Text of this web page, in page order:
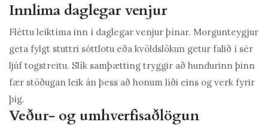
Innlima daglegar venjur
Fléttu leiktíma inn í daglegar venjur þínar. Morgunteygjur
geta fylgt stuttri sóttlotu eða kvöldslökun getur falið í sér
ljúf togstreitu. Slík samþætting tryggir að hundurinn þinn
fær stöðugan leik án þess að honum líði eins og verk fyrir
þig.
Veður- og umhverfisaðlögun